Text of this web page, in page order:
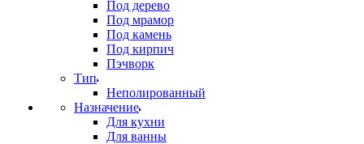
Под дерево
Под мрамор
Под камень
Под кирпич
Пэчворк
Тип
Неполированный
Назначение
Для кухни
Для ванны